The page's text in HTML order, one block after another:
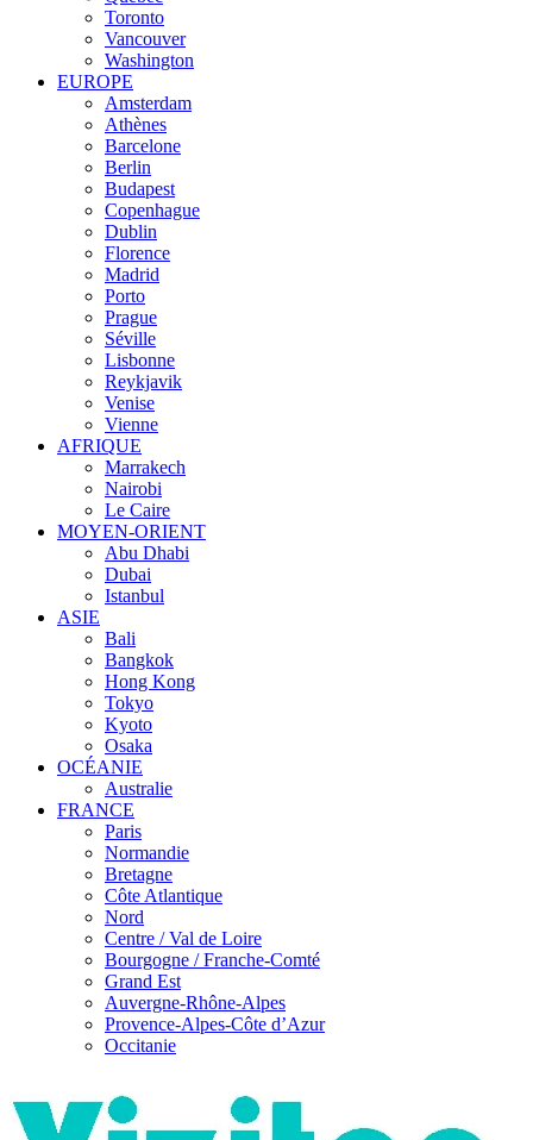
Toronto
Vancouver
Washington
EUROPE
Amsterdam
Athènes
Barcelone
Berlin
Budapest
Copenhague
Dublin
Florence
Madrid
Porto
Prague
Séville
Lisbonne
Reykjavik
Venise
Vienne
AFRIQUE
Marrakech
Nairobi
Le Caire
MOYEN-ORIENT
Abu Dhabi
Dubai
Istanbul
ASIE
Bali
Bangkok
Hong Kong
Tokyo
Kyoto
Osaka
OCÉANIE
Australie
FRANCE
Paris
Normandie
Bretagne
Côte Atlantique
Nord
Centre / Val de Loire
Bourgogne / Franche-Comté
Grand Est
Auvergne-Rhône-Alpes
Provence-Alpes-Côte d’Azur
Occitanie